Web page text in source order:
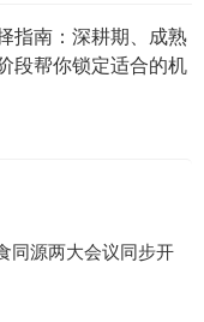
指南：深耕期、成熟
段帮你锁定适合的机
同源两大会议同步开